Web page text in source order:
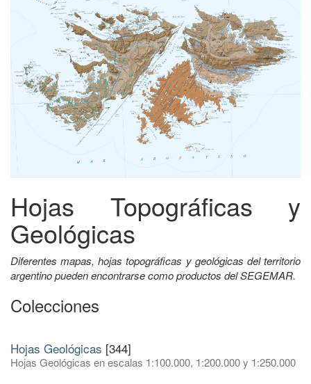
Hojas Topográficas y
Geológicas
Diferentes mapas, hojas topográficas y geológicas del territorio
argentino pueden encontrarse como productos del SEGEMAR.
Colecciones
Hojas Geológicas [344]
Hojas Geológicas en escalas 1:100.000, 1:200.000 y 1:250.000